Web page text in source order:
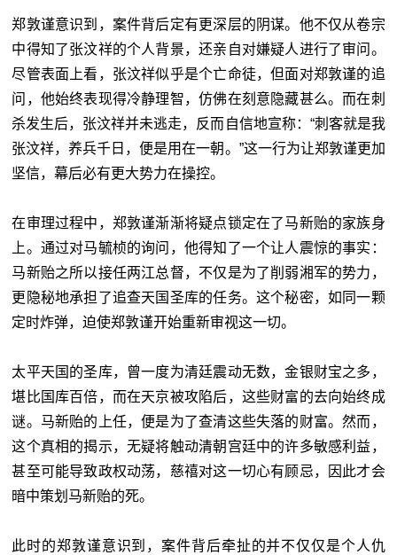
郑敦谨意识到，案件背后定有更深层的阴谋。他不仅从卷宗
中得知了张汶祥的个人背景，还亲自对嫌疑人进行了审问。
尽管表面上看，张汶祥似乎是个亡命徒，但面对郑敦谨的追
问，他始终表现得冷静理智，仿佛在刻意隐藏甚么。而在刺
杀发生后，张汶祥并未逃走，反而自信地宣称：“刺客就是我
张汶祥，养兵千日，便是用在一朝。”这一行为让郑敦谨更加
坚信，幕后必有更大势力在操控。
在审理过程中，郑敦谨渐渐将疑点锁定在了马新贻的家族身
上。通过对马毓桢的询问，他得知了一个让人震惊的事实：
马新贻之所以接任两江总督，不仅是为了削弱湘军的势力，
更隐秘地承担了追查天国圣库的任务。这个秘密，如同一颗
定时炸弹，迫使郑敦谨开始重新审视这一切。
太平天国的圣库，曾一度为清廷震动无数，金银财宝之多，
堪比国库百倍，而在天京被攻陷后，这些财富的去向始终成
谜。马新贻的上任，便是为了查清这些失落的财富。然而，
这个真相的揭示，无疑将触动清朝宫廷中的许多敏感利益，
甚至可能导致政权动荡，慈禧对这一切心有顾忌，因此才会
暗中策划马新贻的死。
此时的郑敦谨意识到，案件背后牵扯的并不仅仅是个人仇